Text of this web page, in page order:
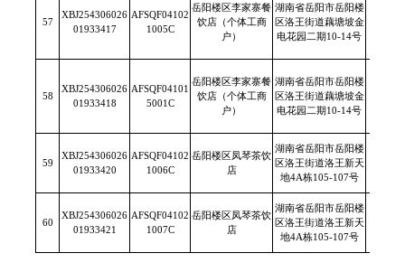
57
XBJ254306026
01933417
AFSQF04102
1005C
岳阳楼区李家寨餐
饮店（个体工商
户）
湖南省岳阳市岳阳楼
区洛王街道藕塘坡金
电花园二期10-14号
58
XBJ254306026
01933418
AFSQF04101
5001C
岳阳楼区李家寨餐
饮店（个体工商
户）
湖南省岳阳市岳阳楼
区洛王街道藕塘坡金
电花园二期10-14号
59
XBJ254306026
01933420
AFSQF04102
1006C
岳阳楼区凤琴茶饮
店
湖南省岳阳市岳阳楼
区洛王街道洛王新天
地4A栋105-107号
60
XBJ254306026
01933421
AFSQF04102
1007C
岳阳楼区凤琴茶饮
店
湖南省岳阳市岳阳楼
区洛王街道洛王新天
地4A栋105-107号